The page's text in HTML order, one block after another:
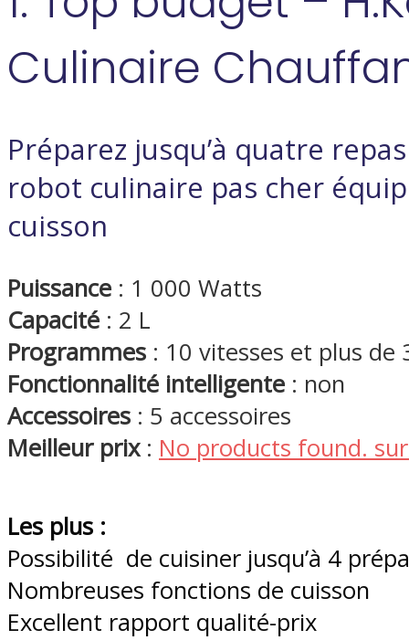
Culinaire
Préparez jusqu’à quatre
robot culinaire pas cher
cuisson
Puissance : 1 000 Watts
Capacité : 2 L
Programmes : 10 vitesses et plus
Fonctionnalité intelligente : non
Accessoires : 5 accessoires
Meilleur prix: No products found.
Les plus :
Possibilité de cuisiner jusqu’à 4
Nombreuses fonctions de cuisson
Excellent rapport qualité-prix